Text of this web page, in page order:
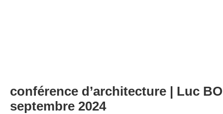
conférence d’architecture | Luc
septembre 2024